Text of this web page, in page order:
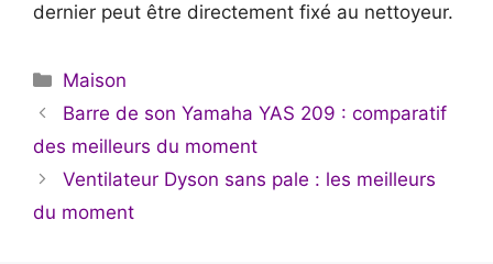
dernier peut être directement fixé au nettoyeur.
Catégories
Maison
Barre de son Yamaha YAS 209 : comparatif
des meilleurs du moment
Ventilateur Dyson sans pale : les meilleurs
du moment